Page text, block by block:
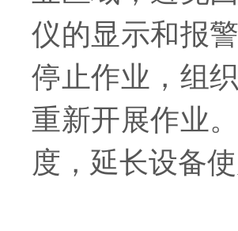
仪的显示和报
停止作业，组
重新开展作业
度，延长设备使